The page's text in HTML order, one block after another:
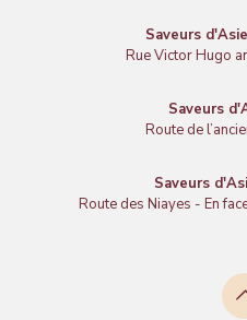
Saveurs
Rue Victor Hugo
Saveurs
Route de
Saveurs
Route des Niayes - En